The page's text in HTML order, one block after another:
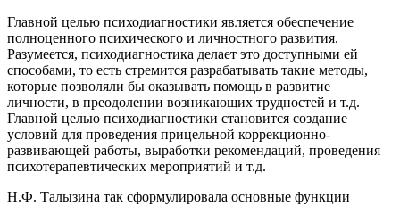
Главной целью психодиагностики является обеспечение
полноценного психического и личностного развития.
Разумеется, психодиагностика делает это доступными ей
способами, то есть стремится разрабатывать такие методы,
которые позволяли бы оказывать помощь в развитие
личности, в преодолении возникающих трудностей и т.д.
Главной целью психодиагностики становится создание
условий для проведения прицельной коррекционно-
развивающей работы, выработки рекомендаций, проведения
психотерапевтических мероприятий и т.д.
Н.Ф. Талызина так сформулировала основные функции